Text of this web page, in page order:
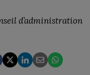
d’administration